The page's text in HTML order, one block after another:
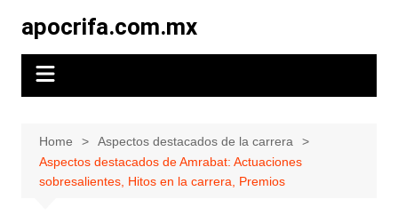
content
apocrifa.com.mx
Home
Aspectos destacados de la carrera
Aspectos destacados de Amrabat: Actuaciones
sobresalientes, Hitos en la carrera, Premios